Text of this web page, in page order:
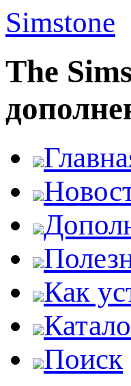
Simstone
The
Как
Поиск